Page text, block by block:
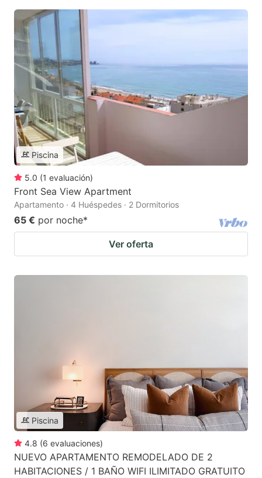
Piscina
5.0 (1 evaluación)
Front Sea View Apartment
Apartamento · 4 Huéspedes · 2 Dormitorios
65 € por noche*
Ver oferta
Piscina
4.8 (6 evaluaciones)
NUEVO APARTAMENTO REMODELADO DE 2
HABITACIONES / 1 BAÑO WIFI ILIMITADO GRATUITO